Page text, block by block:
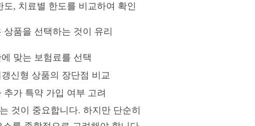
도, 치료별 한도를 비교하여 확인
상품을 선택하는 것이 유리
맞는 보험료를 선택
신형 상품의 장단점 비교
추가 특약 가입 여부 고려
것이 중요합니다. 하지만 단순히